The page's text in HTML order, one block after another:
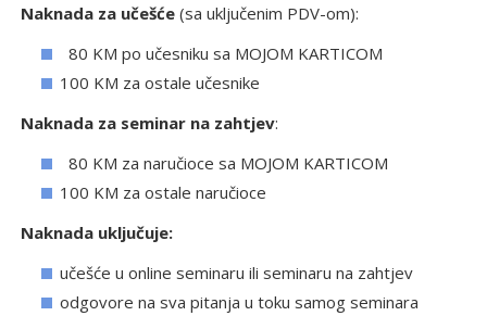
Naknada za učešće (sa uključenim PDV-om):
80 KM po učesniku sa MOJOM KARTICOM
100 KM za ostale učesnike
Naknada za seminar na zahtjev:
80 KM za naručioce sa MOJOM KARTICOM
100 KM za ostale naručioce
Naknada uključuje:
učešće u online seminaru ili seminaru na zahtjev
odgovore na sva pitanja u toku samog seminara